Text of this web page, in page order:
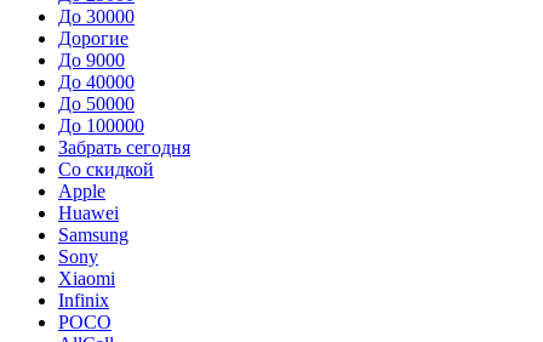
До 30000
Дорогие
До 9000
До 40000
До 50000
До 100000
Забрать сегодня
Со скидкой
Apple
Huawei
Samsung
Sony
Xiaomi
Infinix
POCO